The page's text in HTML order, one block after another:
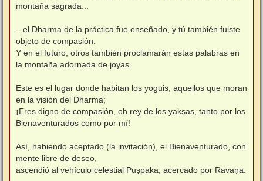
montaña sagrada...
...el Dharma de la práctica fue enseñado, y tú también fuiste
objeto de compasión.
Y en el futuro, otros también proclamarán estas palabras en
la montaña adornada de joyas.
Este es el lugar donde habitan los yoguis, aquellos que moran
en la visión del Dharma;
¡Eres digno de compasión, oh rey de los yakṣas, tanto por los
Bienaventurados como por mí!
Así, habiendo aceptado (la invitación), el Bienaventurado, con
mente libre de deseo,
ascendió al vehículo celestial Puṣpaka, acercado por Rāvaṇa.